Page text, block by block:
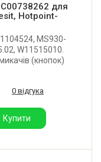
C00738262 для
Hotpoint-
MS930-
W11515010.
(кнопок)
поверхні
0 відгука
Купити